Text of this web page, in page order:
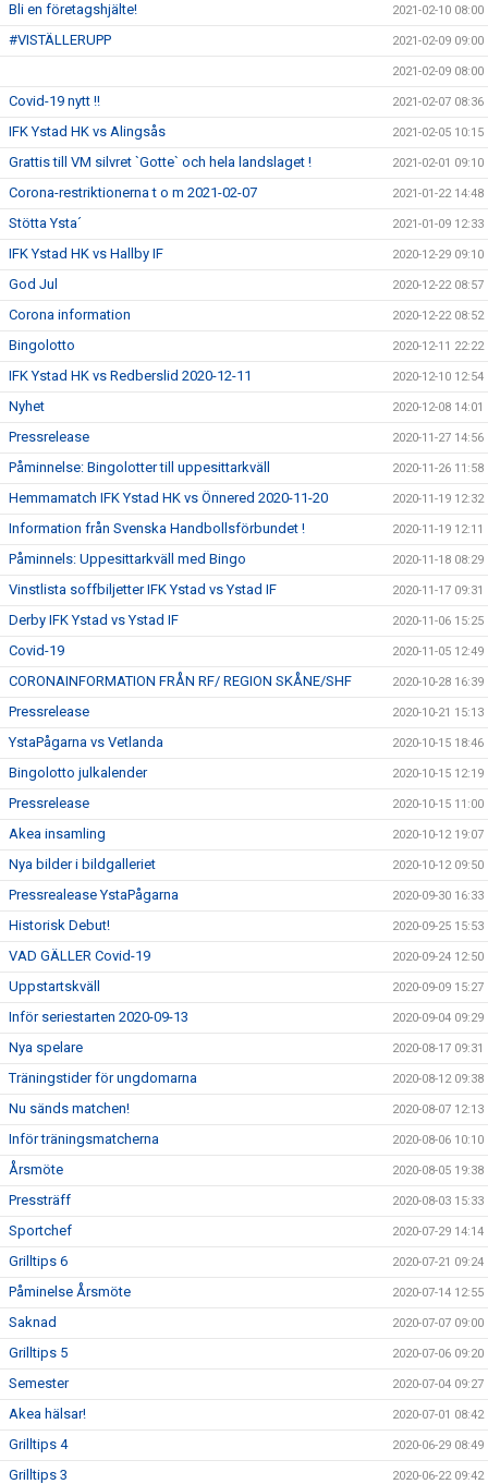
Bli en företagshjälte! 2021-02-10 08:00
#VISTÄLLERUPP 2021-02-09 09:00
2021-02-09 08:00
Covid-19 nytt !! 2021-02-07 08:36
IFK Ystad HK vs Alingsås 2021-02-05 10:15
Grattis till VM silvret `Gotte` och hela landslaget ! 2021-02-01 09:10
Corona-restriktionerna t o m 2021-02-07 2021-01-22 14:48
Stötta Ysta´ 2021-01-09 12:33
IFK Ystad HK vs Hallby IF 2020-12-29 09:10
God Jul 2020-12-22 08:57
Corona information 2020-12-22 08:52
Bingolotto 2020-12-11 22:22
IFK Ystad HK vs Redberslid 2020-12-11 2020-12-10 12:54
Nyhet 2020-12-08 14:01
Pressrelease 2020-11-27 14:56
Påminnelse: Bingolotter till uppesittarkväll 2020-11-26 11:58
Hemmamatch IFK Ystad HK vs Önnered 2020-11-20 2020-11-19 12:32
Information från Svenska Handbollsförbundet ! 2020-11-19 12:11
Påminnels: Uppesittarkväll med Bingo 2020-11-18 08:29
Vinstlista soffbiljetter IFK Ystad vs Ystad IF 2020-11-17 09:31
Derby IFK Ystad vs Ystad IF 2020-11-06 15:25
Covid-19 2020-11-05 12:49
CORONAINFORMATION FRÅN RF/ REGION SKÅNE/SHF 2020-10-28 16:39
Pressrelease 2020-10-21 15:13
YstaPågarna vs Vetlanda 2020-10-15 18:46
Bingolotto julkalender 2020-10-15 12:19
Pressrelease 2020-10-15 11:00
Akea insamling 2020-10-12 19:07
Nya bilder i bildgalleriet 2020-10-12 09:50
Pressrealease YstaPågarna 2020-09-30 16:33
Historisk Debut! 2020-09-25 15:53
VAD GÄLLER Covid-19 2020-09-24 12:50
Uppstartskväll 2020-09-09 15:27
Inför seriestarten 2020-09-13 2020-09-04 09:29
Nya spelare 2020-08-17 09:31
Träningstider för ungdomarna 2020-08-12 09:38
Nu sänds matchen! 2020-08-07 12:13
Inför träningsmatcherna 2020-08-06 10:10
Årsmöte 2020-08-05 19:38
Pressträff 2020-08-03 15:33
Sportchef 2020-07-29 14:14
Grilltips 6 2020-07-21 09:24
Påminelse Årsmöte 2020-07-14 12:55
Saknad 2020-07-07 09:00
Grilltips 5 2020-07-06 09:20
Semester 2020-07-04 09:27
Akea hälsar! 2020-07-01 08:42
Grilltips 4 2020-06-29 08:49
Grilltips 3 2020-06-22 09:42